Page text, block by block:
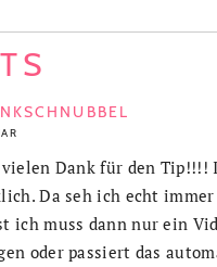
Dank für den Tip!!!!
Da seh ich echt
ich muss dann nur ein
oder passiert das